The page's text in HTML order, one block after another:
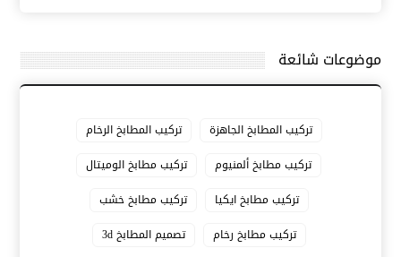
موضوعات شائعة
تركيب المطابخ الجاهزة
تركيب المطابخ الرخام
تركيب مطابخ ألمنيوم
تركيب مطابخ الوميتال
تركيب مطابخ ايكيا
تركيب مطابخ خشب
تركيب مطابخ رخام
تصميم المطابخ 3d